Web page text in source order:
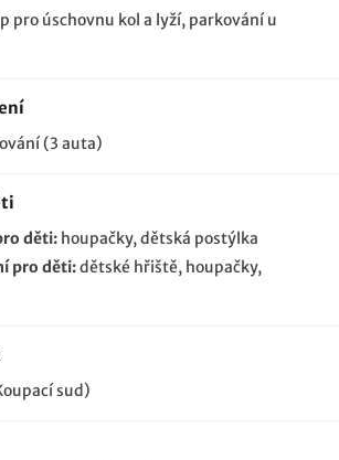
pro úschovnu kol a lyží parkování u
děti: houpačky dětská postýlka
pro děti:dětské hřiště houpačky
(3 auta)
sud)